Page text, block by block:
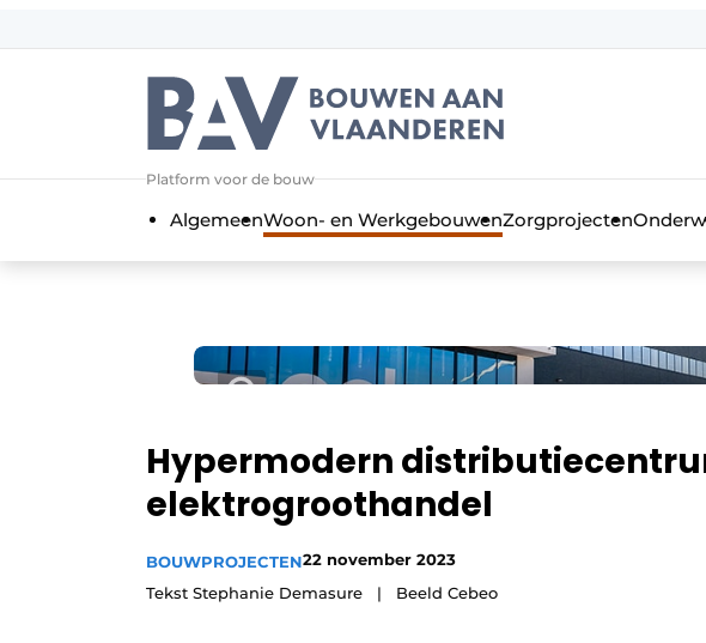
Aanmelden
Algemene voorwaarden
Bedrijven
Contact
Jaarboek
Privacy / Cookie statement
Vacature aanmelden
Vacatures
Platform voor de bouw
AlgemeenWoon- en WerkgebouwenZorgprojecten
Hypermodern
elektrogroothandel
BOUWPROJECTEN22 november 2023
Tekst Stephanie Demasure | Beeld Cebeo